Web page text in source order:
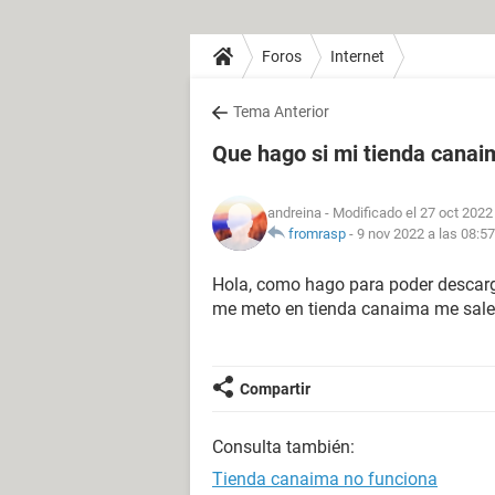
Foros Internet
Tema Anterior
Que hago si mi tienda
andreina - Modificado el 27 oct
fromrasp - 9 nov 2022 a las 08:57
Hola, como hago para poder
me meto en tienda canaima me
Compartir
Consulta también:
Tienda canaima no funciona